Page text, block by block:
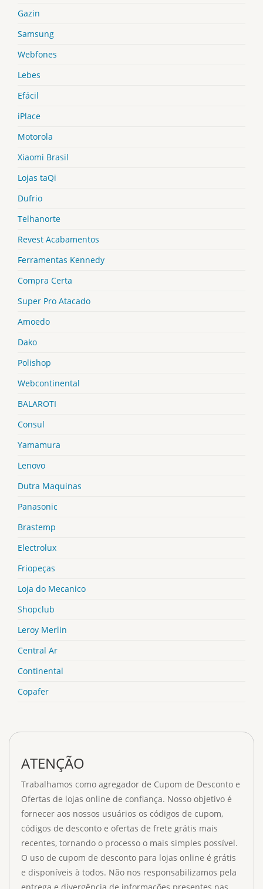
Gazin
Samsung
Webfones
Lebes
Efácil
iPlace
Motorola
Xiaomi Brasil
Lojas taQi
Dufrio
Telhanorte
Revest Acabamentos
Ferramentas Kennedy
Compra Certa
Super Pro Atacado
Amoedo
Dako
Polishop
Webcontinental
BALAROTI
Consul
Yamamura
Lenovo
Dutra Maquinas
Panasonic
Brastemp
Electrolux
Friopeças
Loja do Mecanico
Shopclub
Leroy Merlin
Central Ar
Continental
Copafer
ATENÇÃO
Trabalhamos como agregador de Cupom de Desconto e
Ofertas de lojas online de confiança. Nosso objetivo é
fornecer aos nossos usuários os códigos de cupom,
códigos de desconto e ofertas de frete grátis mais
recentes, tornando o processo o mais simples possível.
O uso de cupom de desconto para lojas online é grátis
e disponíveis à todos. Não nos responsabilizamos pela